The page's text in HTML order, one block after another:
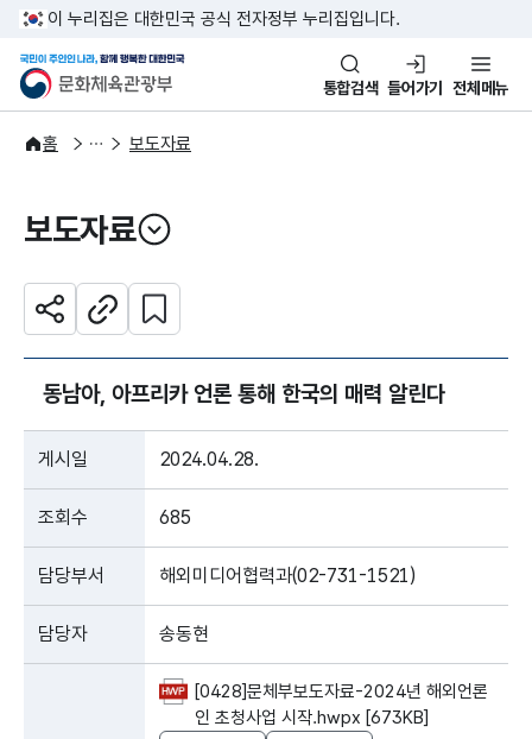
본문 바로가기
주메뉴 바로가기
이 누리집은 대한민국 공식 전자정부 누리집입니다.
문화체육관광부
국민이 주인인 나라, 함께 행복
통합검색 들어가기 전체메뉴
홈
알림·소식
보도·뉴스 보도자료
보도자료
열기
공유하기주소복사
관심 콘텐츠 설정하기
동남아, 아프리카 언론 통해 한국의 매력 알린다
게시일 2024.04.28.
조회수 685
담당부서 해외미디어협력과(02-731-1521)
담당자 송동현
[0428]문체부보도자료-2024년 해외언론
인 초청사업 시작.hwpx [673KB]